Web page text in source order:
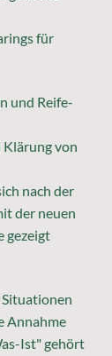
für
und Reife-
Klärung von
nach der
der neuen
gezeigt
Annahme
Ist" gehört